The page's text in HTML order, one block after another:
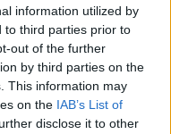
information utilized by
to third parties prior to
out of the further
by third parties on the
This information may
on the IAB’s List of
disclose it to other